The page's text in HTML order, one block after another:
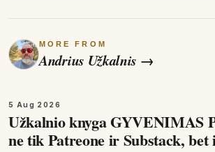
MORE FROM
Andrius Užkalnis →
5 Aug 2026
Užkalnio knyga GYVENIMAS
ne tik Patreone ir Substack,